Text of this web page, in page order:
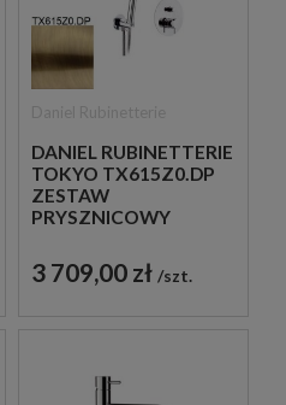
DANIEL RUBINETTERIE
TOKYO TX615Z0.DP
ZESTAW
PRYSZNICOWY
SZCZOTKOWANE
3 709,00 zł szt.